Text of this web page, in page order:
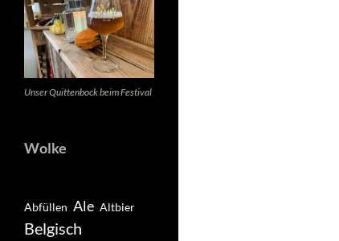
Unser Quittenbock beim Festival
Wolke
Abfüllen Ale Altbier
Belgisch